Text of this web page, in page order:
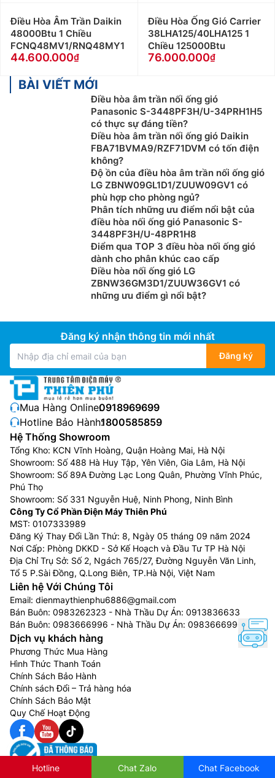
Điều Hòa Âm Trần Daikin
48000Btu 1 Chiều
FCNQ48MV1/RNQ48MY1
44.600.000
Điều Hòa Ống Gió Carrier
38LHA125/40LHA125 1
Chiều 125000Btu
76.000.000
BÀI VIẾT MỚI
Điều hòa âm trần nối ống gió
Panasonic S-3448PF3H/U-34PRH1H5
có thực sự đáng tiền?
Điều hòa âm trần nối ống gió Daikin
FBA71BVMA9/RZF71DVM có tốn điện
không?
Độ ồn của điều hòa âm trần nối ống gió
LG ZBNW09GL1D1/ZUUW09GV1 có
phù hợp cho phòng ngủ?
Phân tích những ưu điểm nổi bật của
điều hòa nối ống gió Panasonic S-
3448PF3H/U-48PR1H8
Điểm qua TOP 3 điều hòa nối ống gió
dành cho phân khúc cao cấp
Điều hòa nối ống gió LG
ZBNW36GM3D1/ZUUW36GV1 có
những ưu điểm gì nổi bật?
Đăng ký nhận thông tin mới nhất
Đăng ký
Mua Hàng Online:0918969699
Hotline Bảo Hành:1800585859
Hệ Thống Showroom
Tổng Kho: KCN Vĩnh Hoàng, Quận Hoàng Mai, Hà Nội
Showroom: Số 488 Hà Huy Tập, Yên Viên, Gia Lâm, Hà Nội
Showroom: Số 89A Đường Lạc Long Quân, Phường Vĩnh Phúc,
Phú Thọ
Showroom: Số 331 Nguyễn Huệ, Ninh Phong, Ninh Bình
Công Ty Cổ Phần Điện Máy Thiên Phú
MST: 0107333989
Đăng Ký Thay Đổi Lần Thứ: 8, Ngày 05 tháng 09 năm 2024
Nơi Cấp: Phòng DKKD - Sở Kế Hoạch và Đầu Tư TP Hà Nội
Địa Chỉ Trụ Sở: Số 2, Ngách 765/27, Đường Nguyễn Văn Linh,
Tổ 5 P.Sài Đồng, Q.Long Biên, TP.Hà Nội, Việt Nam
Liên hệ Với Chúng Tôi
Email: dienmaythienphu6886@gmail.com
Bán Buôn: 0983262323 - Nhà Thầu Dự Án: 0913836633
Bán Buôn: 0983666996 - Nhà Thầu Dự Án: 0983666996
Dịch vụ khách hàng
Phương Thức Mua Hàng
Hình Thức Thanh Toán
Chính Sách Bảo Hành
Chính sách Đổi – Trả hàng hóa
Chính Sách Bảo Mật
Quy Chế Hoạt Động
Hotline Chat Zalo Chat Facebook